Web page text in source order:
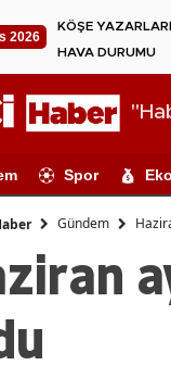
2026
KÖŞE YAZARLARI
HAVA DURUMU
Spor
Gündem